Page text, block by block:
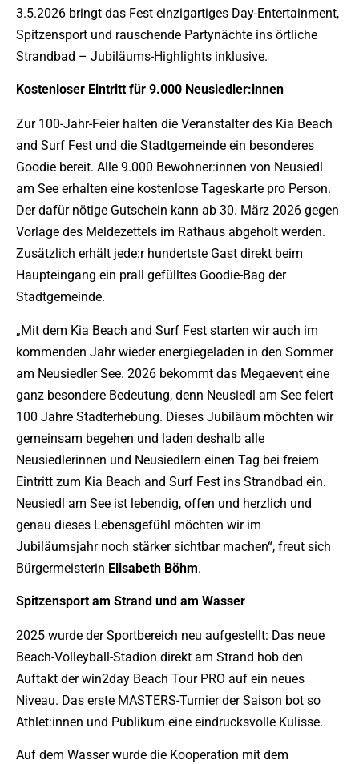
3.5.2026 bringt das Fest einzigartiges Day-Entertainment,
Spitzensport und rauschende Partynächte ins örtliche
Strandbad – Jubiläums-Highlights inklusive.
Kostenloser Eintritt für 9.000 Neusiedler:innen
Zur 100-Jahr-Feier halten die Veranstalter des Kia Beach
and Surf Fest und die Stadtgemeinde ein besonderes
Goodie bereit. Alle 9.000 Bewohner:innen von Neusiedl
am See erhalten eine kostenlose Tageskarte pro Person.
Der dafür nötige Gutschein kann ab 30. März 2026 gegen
Vorlage des Meldezettels im Rathaus abgeholt werden.
Zusätzlich erhält jede:r hundertste Gast direkt beim
Haupteingang ein prall gefülltes Goodie-Bag der
Stadtgemeinde.
„Mit dem Kia Beach and Surf Fest starten wir auch im
kommenden Jahr wieder energiegeladen in den Sommer
am Neusiedler See. 2026 bekommt das Megaevent eine
ganz besondere Bedeutung, denn Neusiedl am See feiert
100 Jahre Stadterhebung. Dieses Jubiläum möchten wir
gemeinsam begehen und laden deshalb alle
Neusiedlerinnen und Neusiedlern einen Tag bei freiem
Eintritt zum Kia Beach and Surf Fest ins Strandbad ein.
Neusiedl am See ist lebendig, offen und herzlich und
genau dieses Lebensgefühl möchten wir im
Jubiläumsjahr noch stärker sichtbar machen“, freut sich
Bürgermeisterin Elisabeth Böhm.
Spitzensport am Strand und am Wasser
2025 wurde der Sportbereich neu aufgestellt: Das neue
Beach-Volleyball-Stadion direkt am Strand hob den
Auftakt der win2day Beach Tour PRO auf ein neues
Niveau. Das erste MASTERS-Turnier der Saison bot so
Athlet:innen und Publikum eine eindrucksvolle Kulisse.
Auf dem Wasser wurde die Kooperation mit dem